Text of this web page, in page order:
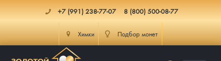
+7 (991) 238-77-07 8 (800) 500-08-77
Химки Подбор монет